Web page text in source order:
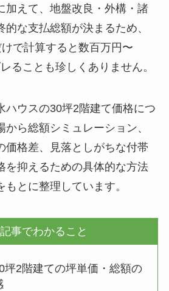
加えて、地盤改良・外構・諸
な支払総額が決まるため、
けで計算すると数百万円〜
ることも珍しくありません。
ハウスの30坪2階建て価格につ
ら総額シミュレーション、
価格差、見落としがちな付帯
を抑えるための具体的な方法
もとに整理しています。
事でわかること
坪2階建ての坪単価・総額の